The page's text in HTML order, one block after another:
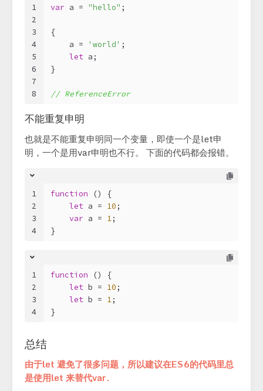
1
2
3
4
5
6
7
8
var a = "hello" ;
{
    a =
'world' ;
let a;
}
// ReferenceError
不能重复申明
也就是不能重复申明同一个变量，即使一个是let申
明，一个是用var申明也不行。 下面的代码都会报错。
1
2
3
4
function ()
{
let a = 10 ;
var a = 1;
}
1
2
3
4
function ()
{
let b = 10 ;
let b = 1;
}
总结
由于let 避免了很多问题，所以建议在ES6的代码里总
是使用let 来替代var.